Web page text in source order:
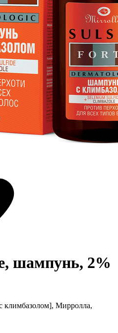
шампунь, 2%
климбазолом], Мирролла,